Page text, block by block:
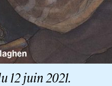
12 juin 2021.